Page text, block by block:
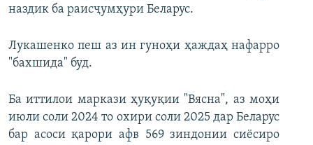
наздик ба раисҷумҳури Беларус.
Лукашенко пеш аз ин гуноҳи ҳаждаҳ нафарро
"бахшида" буд.
Ба иттилои маркази ҳуқуқии "Вясна", аз моҳи
июли соли 2024 то охири соли 2025 дар Беларус
бар асоси қарори афв 569 зиндонии сиёсиро